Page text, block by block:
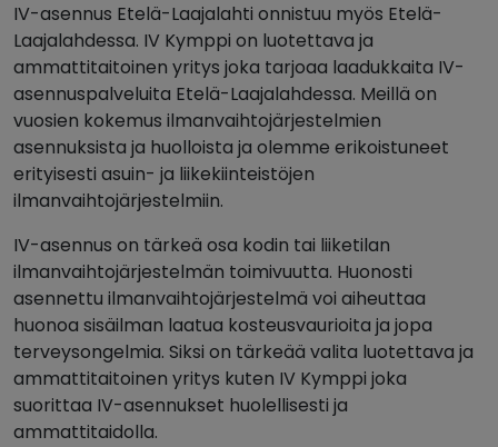
IV-asennus Etelä-Laajalahti onnistuu myös Etelä-
Laajalahdessa. IV Kymppi on luotettava ja
ammattitaitoinen yritys joka tarjoaa laadukkaita IV-
asennuspalveluita Etelä-Laajalahdessa. Meillä on
vuosien kokemus ilmanvaihtojärjestelmien
asennuksista ja huolloista ja olemme erikoistuneet
erityisesti asuin- ja liikekiinteistöjen
ilmanvaihtojärjestelmiin.
IV-asennus on tärkeä osa kodin tai liiketilan
ilmanvaihtojärjestelmän toimivuutta. Huonosti
asennettu ilmanvaihtojärjestelmä voi aiheuttaa
huonoa sisäilman laatua kosteusvaurioita ja jopa
terveysongelmia. Siksi on tärkeää valita luotettava ja
ammattitaitoinen yritys kuten IV Kymppi joka
suorittaa IV-asennukset huolellisesti ja
ammattitaidolla.